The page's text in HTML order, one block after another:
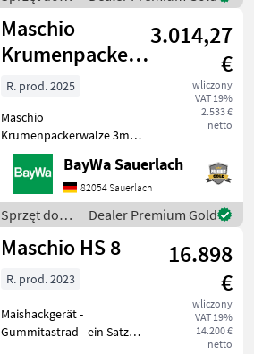
über WhatsApp erreichbar:
0049
uprawy roli /
Maschio
Maschio
Krumenpackerwalze
3m zu DM/DC
3.014,27
€
wliczony
VAT 19%
2.533 €
netto
R. prod. 2025
Maschio
Krumenpackerwalze 3m
Arbeitsbreite passend zu
Maschio DM/DC (3m
Kreiselegge) Sprzęt do
uprawy roli Inny sprzęt do
uprawy roli
BayWa Sauerlach
82054 Sauerlach
Sprzęt do
uprawy roli /
Maschio
Dealer Premium Gold
Maschio HS 8
16.898
€
wliczony
VAT 19%
14.200 €
netto
R. prod. 2023
Maishackgerät -
Gummitastrad - ein Satz